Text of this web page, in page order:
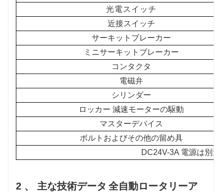
光電スイッチ
近接スイッチ
サーキットブレーカー
ミニサーキットブレーカー
コンタクタ
電磁弁
シリンダー
ロッカー 減速モーターの駆動
マスターデバイス
ボルトおよびその他の留め具
DC24V-3A 電源は別
2 、 主な技術データ 全自動ロータリーア